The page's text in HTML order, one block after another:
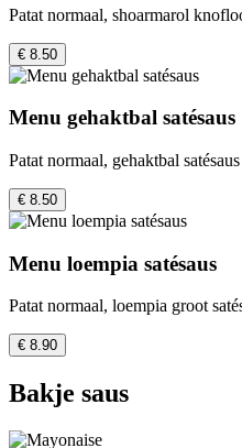
Patat normaal, shoarmarol
€ 8.50
Menu gehaktbal satésaus
Patat normaal, gehaktbal
€ 8.50
Menu loempia satésaus
Patat normaal, loempia groot
€ 8.90
Bakje saus